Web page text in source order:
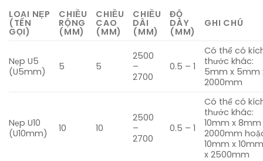
LOẠI NẸP
(TÊN
GỌI)
CHIỀU
RỘNG
(MM)
CHIỀU
CAO
(MM)
CHIỀU
DÀI
(MM)
ĐỘ
DÀY
(MM)
GHI CHÚ
Nẹp U5
(U5mm)
5 5
2500
–
2700
0.5 – 1
Có thể có
thước khác:
5mm x 5mm
2000mm
Nẹp U10
(U10mm)
10 10
2500
–
2700
0.5 – 1
Có thể có
thước khác:
10mm x 8mm
2000mm
10mm x
x 2500mm